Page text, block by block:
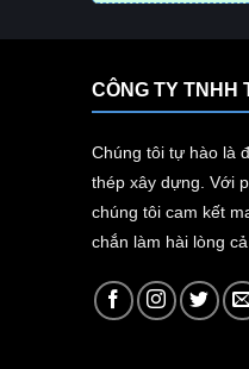
CÔNG TY TNHH
Chúng tôi tự hào là
thép xây dựng. Với
chúng tôi cam kết
chắn làm hài lòng